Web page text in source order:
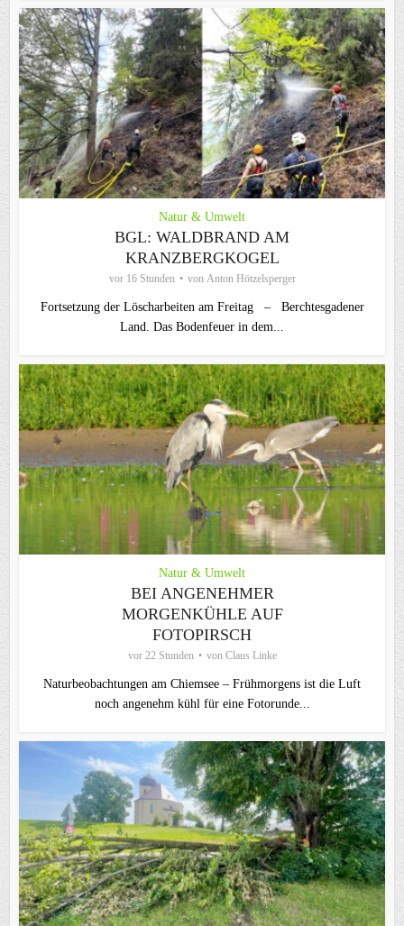
Natur & Umwelt
BGL: WALDBRAND AM
KRANZBERGKOGEL
vor 16 Stunden von Anton Hötzelsperger
Fortsetzung der Löscharbeiten am Freitag – Berchtesgadener
Land. Das Bodenfeuer in dem...
Natur & Umwelt
BEI ANGENEHMER
MORGENKÜHLE AUF
FOTOPIRSCH
vor 22 Stunden von Claus Linke
Naturbeobachtungen am Chiemsee – Frühmorgens ist die Luft
noch angenehm kühl für eine Fotorunde...